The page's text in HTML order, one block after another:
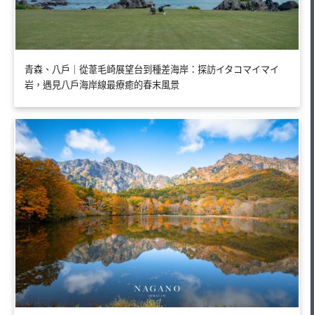
青森、八戶｜從葦毛崎展望台到種差海岸：探訪イタコマイマイ
岩，遇見八戶海岸線最療癒的春末風景